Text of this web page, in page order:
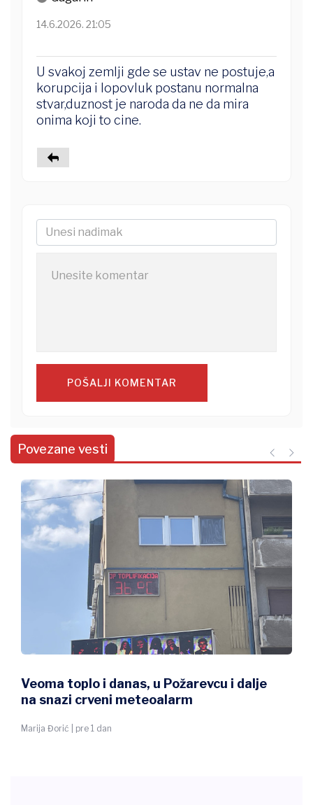
14.6.2026. 21:05
U svakoj zemlji gde se ustav ne postuje,a
korupcija i lopovluk postanu normalna
stvar,duznost je naroda da ne da mira
onima koji to cine.
POŠALJI KOMENTAR
Povezane vesti
Veoma toplo i danas, u Požarevcu i dalje
na snazi crveni meteoalarm
Marija Đorić | pre 1 dan